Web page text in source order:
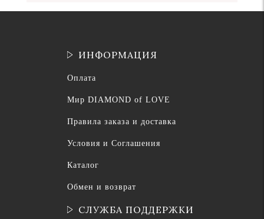
ИНФОРМАЦИЯ
Оплата
Мир DIAMOND of LOVE
Правила заказа и доставка
Условия и Соглашения
Каталог
Обмен и возврат
СЛУЖБА ПОДДЕРЖКИ